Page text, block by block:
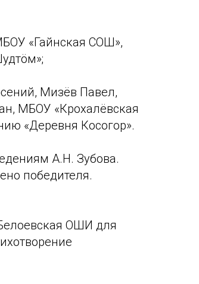
«Гайнская СОШ»,
Мизёв Павел,
МБОУ «Крохалёвская
«Деревня Косогор».
А.Н. Зубова.
победителя.
ОШИ для